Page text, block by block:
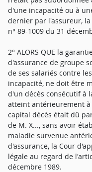
d'une incapacité ou à
dernier par l'assureur,
n° 89-1009 du 31
2° ALORS QUE la
d'assurance de groupe
de ses salariés contre
incapacité, ne doit être
d'un décès consécutif à
atteint antérieurement
capital décès était dû
de M. X..., sans avoir
maladie survenue
d'assurance, la Cour
légale au regard de
décembre 1989.